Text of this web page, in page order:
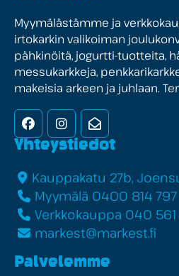
Myymälästämme ja
irtokarkin valikoiman
pähkinöitä, jogurtti-tuotteita,
messukarkkeja,
makeisia arkeen ja juhlaan.
FacebookInstagramUutiskirje
Yhteystiedot
Kauppakatu 27b,
Myymälä 0400 814 797
Verkkokauppa 040
markest@markest.fi
Palvelemme